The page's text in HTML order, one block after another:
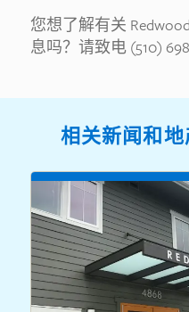
您想了解有关
息吗？请致电 (510)
相关新闻和